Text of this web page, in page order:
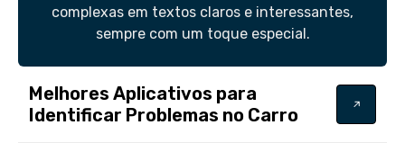
complexas em textos claros e interessantes,
sempre com um toque especial.
Melhores Aplicativos para
Identificar Problemas no Carro